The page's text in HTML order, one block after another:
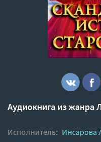
Аудиокнига из жанра
Исполнитель: Инсарова